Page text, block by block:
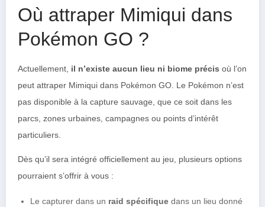
Où attraper Mimiqui dans
Pokémon GO ?
Actuellement, il n’existe aucun lieu ni biome précis où l’on
peut attraper Mimiqui dans Pokémon GO. Le Pokémon n’est
pas disponible à la capture sauvage, que ce soit dans les
parcs, zones urbaines, campagnes ou points d’intérêt
particuliers.
Dès qu’il sera intégré officiellement au jeu, plusieurs options
pourraient s’offrir à vous :
Le capturer dans un raid spécifique dans un lieu donné